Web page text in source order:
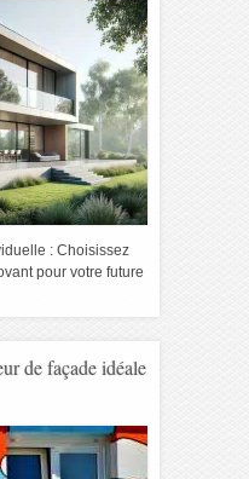
: Choisissez
pour votre future
de façade idéale